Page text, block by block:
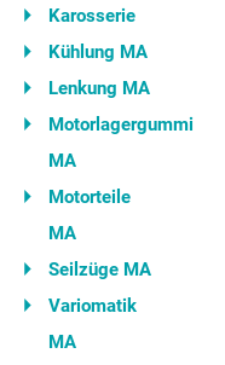
Karosserie
Kühlung MA
Lenkung MA
Motorlagergummi
MA
Motorteile
MA
Seilzüge MA
Variomatik
MA